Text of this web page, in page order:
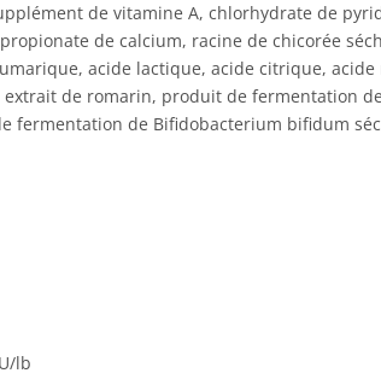
de vitamine A, chlorhydrate de
de calcium, racine de chicorée
acide lactique, acide citrique,
de romarin, produit de fermentation
fermentation de Bifidobacterium bifidum
lb